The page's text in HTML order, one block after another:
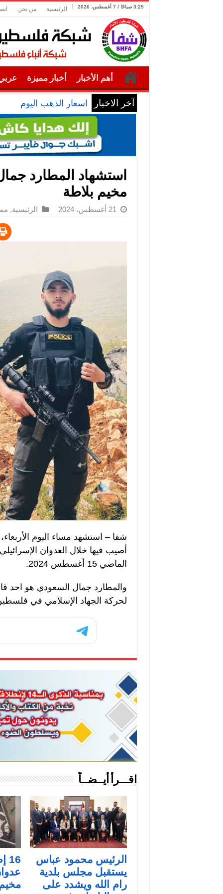
3:25 صباحًا / 7 أغسطس، 2026 الرئيسية من نحن
أهم الأخبار أخبار مميزة
آخر الاخبار اسعار الذهب اليوم
استشهاد المطارد
مخيم بلاطة
21 أغسطس، 2024 الرئيسية,
شفا – استشهد مساء اليوم
أصيب فيها خلال العدوان
الماضي 15 أغسطس 2024.
والمطارد جمال السعودي هو احد
لحركة الجهاد الإسلامي في
اقـــرأ أيــضــاً
الرئيس محمود عباس
يستقبل مجلس بلدية
رام الله ويشدد على